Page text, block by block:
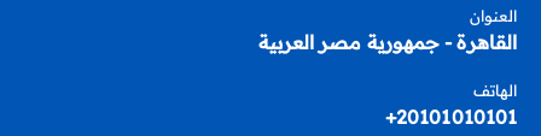
العنوان
القاهرة - جمهورية مصر العربية
الهاتف
20101010101+